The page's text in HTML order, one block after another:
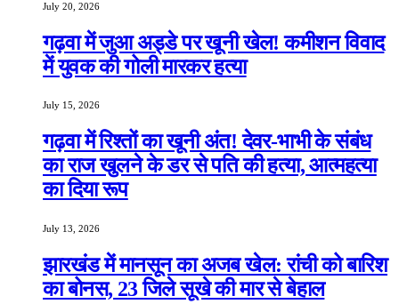
July 20, 2026
गढ़वा में जुआ अड्डे पर खूनी खेल! कमीशन विवाद
में युवक की गोली मारकर हत्या
July 15, 2026
गढ़वा में रिश्तों का खूनी अंत! देवर-भाभी के संबंध
का राज खुलने के डर से पति की हत्या, आत्महत्या
का दिया रूप
July 13, 2026
झारखंड में मानसून का अजब खेल: रांची को बारिश
का बोनस, 23 जिले सूखे की मार से बेहाल